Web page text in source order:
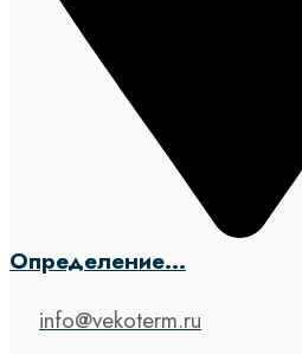
Определение...
info@vekoterm.ru